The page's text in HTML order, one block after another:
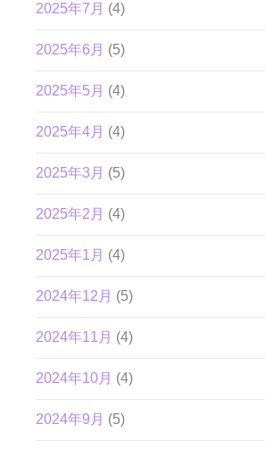
2025年7月 (4)
2025年6月 (5)
2025年5月 (4)
2025年4月 (4)
2025年3月 (5)
2025年2月 (4)
2025年1月 (4)
2024年12月 (5)
2024年11月 (4)
2024年10月 (4)
2024年9月 (5)